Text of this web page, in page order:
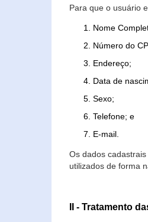
Para que o usuário
Nome
Número do
Endereço;
Data de
Sexo;
Telefone; e
E-mail.
Os dados
utilizados de forma
II - Tratamento